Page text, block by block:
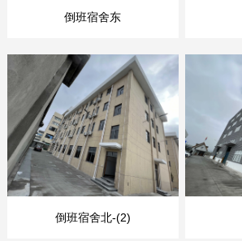
倒班宿舍东
倒班宿舍北-(2)